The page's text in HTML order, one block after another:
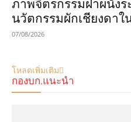
ภาพจิตรกรรมฝาผนังร
นวัตกรรมผักเชียงดาใ
07/08/2026
โหลดเพิ่มเติม
กองบก.แนะนำ